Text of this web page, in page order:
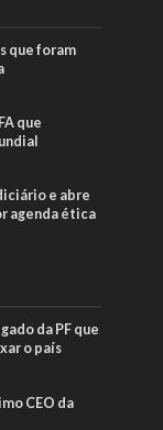
que foram
que
e abre
agenda ética
da PF que
o país
CEO da